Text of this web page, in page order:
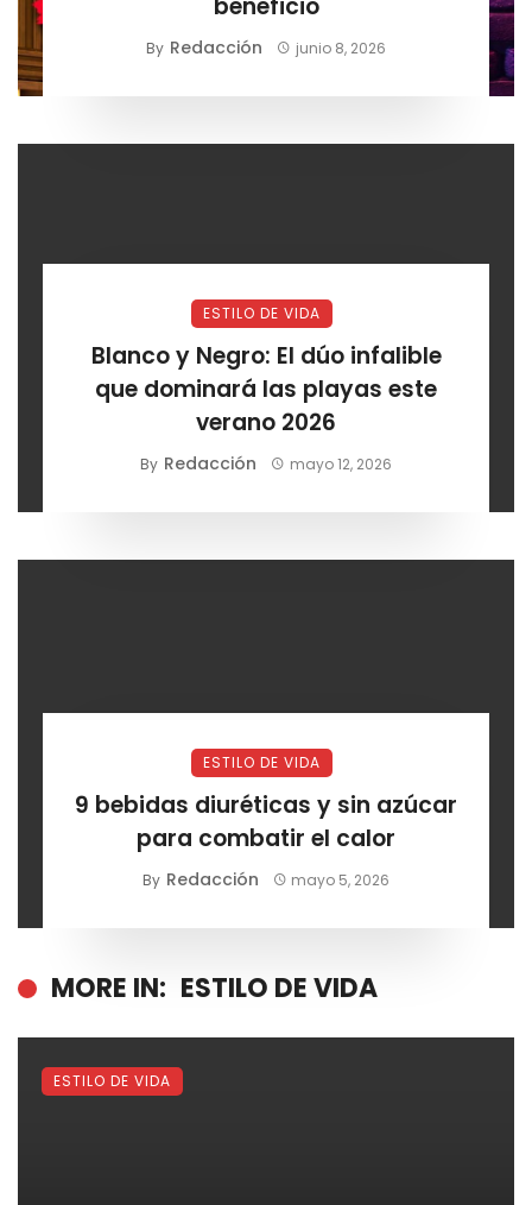
By Redacción junio 8, 2026
ESTILO DE VIDA
Blanco y Negro: El dúo infalible
que dominará las playas este
verano 2026
By Redacción mayo 12, 2026
ESTILO DE VIDA
9 bebidas diuréticas y sin azúcar
para combatir el calor
By Redacción mayo 5, 2026
MORE IN: ESTILO DE VIDA
ESTILO DE VIDA